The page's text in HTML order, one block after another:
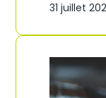
31 juillet